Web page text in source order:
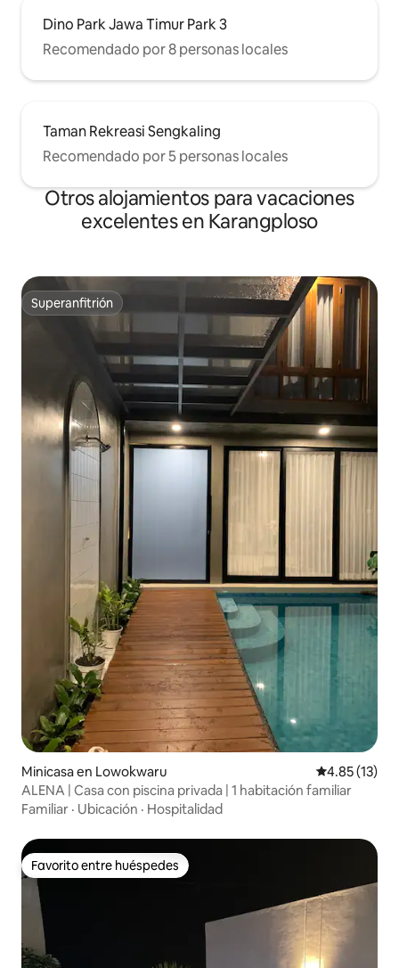
Dino Park Jawa Timur Park 3
Recomendado por 8 personas locales
Taman Rekreasi Sengkaling
Recomendado por 5 personas locales
Otros alojamientos para vacaciones
excelentes en Karangploso
Superanfitrión
Superanfitrión
Minicasa en Lowokwaru Calificación
4.85 (13)
ALENA | Casa con piscina privada | 1 habitación familiar
Familiar · Ubicación · Hospitalidad
Favorito entre huéspedes
Favorito entre huéspedes